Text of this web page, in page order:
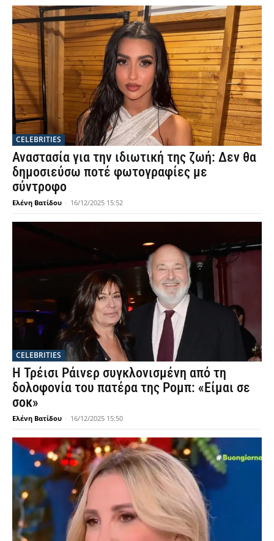
CELEBRITIES
Αναστασία για την ιδιωτική της ζωή: Δεν θα
δημοσιεύσω ποτέ φωτογραφίες με
σύντροφο
Ελένη Βατίδου - 16/12/2025 15:52
CELEBRITIES
Η Τρέισι Ράινερ συγκλονισμένη από τη
δολοφονία του πατέρα της Ρομπ: «Είμαι σε
σοκ»
Ελένη Βατίδου - 16/12/2025 15:50